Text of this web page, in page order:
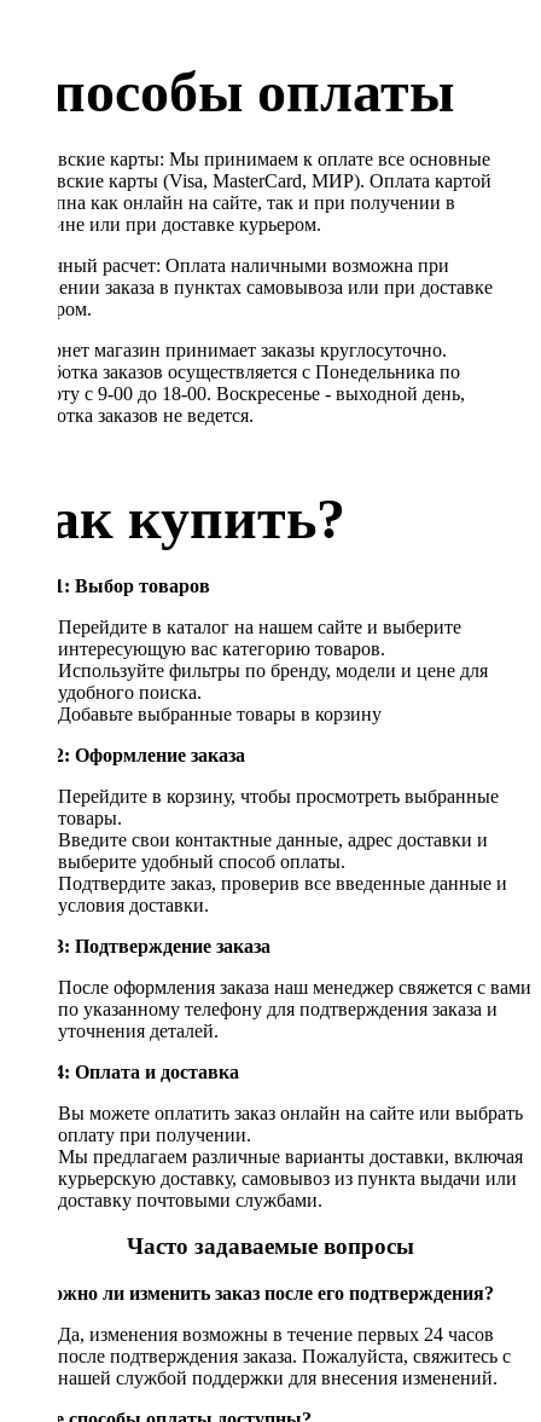
Способы оплаты
Банковские карты: Мы принимаем к оплате все основные
банковские карты (Visa, MasterCard, МИР). Оплата картой
доступна как онлайн на сайте, так и при получении в
магазине или при доставке курьером.
Наличный расчет: Оплата наличными возможна при
получении заказа в пунктах самовывоза или при доставке
курьером.
Интернет магазин принимает заказы круглосуточно.
Обработка заказов осуществляется с Понедельника по
Субботу с 9-00 до 18-00. Воскресенье - выходной день,
обработка заказов не ведется.
Как купить?
Шаг 1: Выбор товаров
Перейдите в каталог на нашем сайте и выберите
интересующую вас категорию товаров.
Используйте фильтры по бренду, модели и цене для
удобного поиска.
Добавьте выбранные товары в корзину
Шаг 2: Оформление заказа
Перейдите в корзину, чтобы просмотреть выбранные
товары.
Введите свои контактные данные, адрес доставки и
выберите удобный способ оплаты.
Подтвердите заказ, проверив все введенные данные и
условия доставки.
Шаг 3: Подтверждение заказа
После оформления заказа наш менеджер свяжется с вами
по указанному телефону для подтверждения заказа и
уточнения деталей.
Шаг 4: Оплата и доставка
Вы можете оплатить заказ онлайн на сайте или выбрать
оплату при получении.
Мы предлагаем различные варианты доставки, включая
курьерскую доставку, самовывоз из пункта выдачи или
доставку почтовыми службами.
Часто задаваемые вопросы
Возможно ли изменить заказ после его подтверждения?
Да, изменения возможны в течение первых 24 часов
после подтверждения заказа. Пожалуйста, свяжитесь с
нашей службой поддержки для внесения изменений.